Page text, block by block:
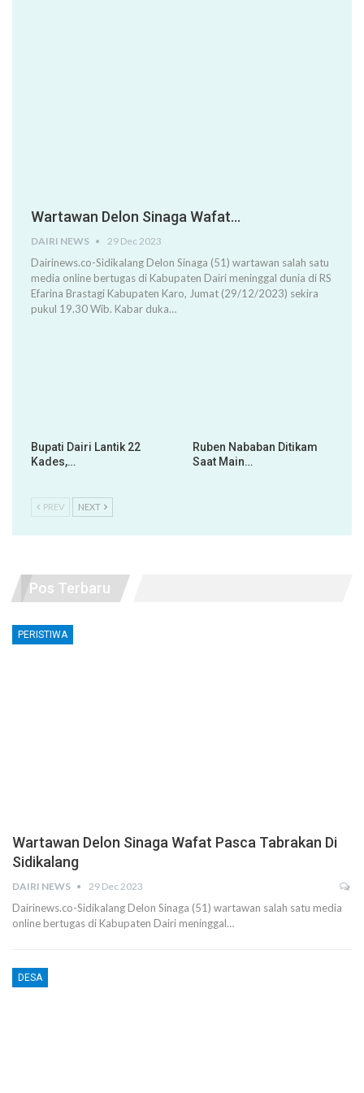
Wartawan Delon Sinaga Wafat…
DAIRI NEWS 29 Dec 2023
Dairinews.co-Sidikalang Delon Sinaga (51) wartawan salah satu
media online bertugas di Kabupaten Dairi meninggal dunia di RS
Efarina Brastagi Kabupaten Karo, Jumat (29/12/2023) sekira
pukul 19.30 Wib. Kabar duka…
Bupati Dairi Lantik 22
Kades,…
Ruben Nababan Ditikam
Saat Main…
PREV NEXT
Pos Terbaru
PERISTIWA
Wartawan Delon Sinaga Wafat Pasca Tabrakan Di
Sidikalang
DAIRI NEWS 29 Dec 2023
Dairinews.co-Sidikalang Delon Sinaga (51) wartawan salah satu media
online bertugas di Kabupaten Dairi meninggal…
DESA